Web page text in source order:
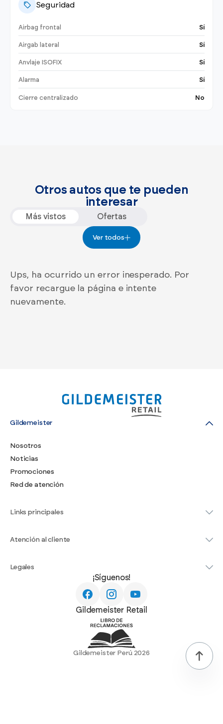
Seguridad
Airbag frontal Sí
Airgab lateral Sí
Anvlaje ISOFIX Sí
Alarma Sí
Cierre centralizado No
Otros autos que te pueden
interesar
Más vistos Ofertas
Ver todos
Ups, ha ocurrido un error inesperado. Por
favor recargue la página e intente
nuevamente.
Gildemeister
Nosotros
Noticias
Promociones
Red de atención
Links principales
Atención al cliente
Legales
¡Síguenos!
Gildemeister Retail
Gildemeister Perú 2026